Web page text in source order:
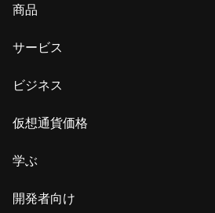
商品
サービス
ビジネス
仮想通貨価格
学ぶ
開発者向け